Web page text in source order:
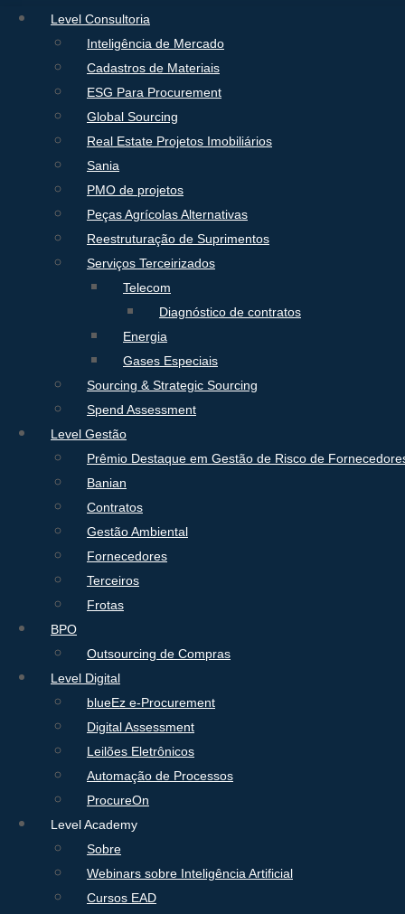
Level Consultoria
Inteligência de Mercado
Cadastros de Materiais
ESG Para Procurement
Global Sourcing
Real Estate Projetos Imobiliários
Sania
PMO de projetos
Peças Agrícolas Alternativas
Reestruturação de Suprimentos
Serviços Terceirizados
Telecom
Diagnóstico de contratos
Energia
Gases Especiais
Sourcing & Strategic Sourcing
Spend Assessment
Level Gestão
Prêmio Destaque em Gestão de Risco de
Banian
Contratos
Gestão Ambiental
Fornecedores
Terceiros
Frotas
BPO
Outsourcing de Compras
Level Digital
blueEz e-Procurement
Digital Assessment
Leilões Eletrônicos
Automação de Processos
ProcureOn
Level Academy
Sobre
Webinars sobre Inteligência Artificial
Cursos EAD